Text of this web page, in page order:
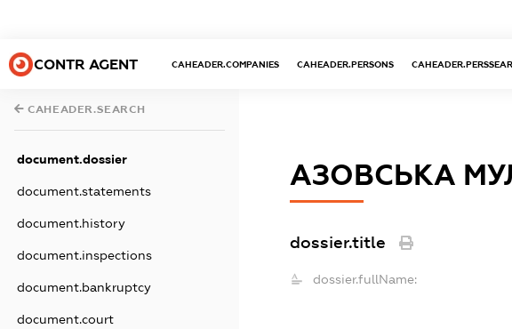
CONTR AGENT CAHEADER.COMPANIES CAHEADER.PERSONS
CAHEADER.SEARCH
document.dossier
document.statements
document.history
document.inspections
document.bankruptcy
document.court
АЗОВСЬКА
dossier.title
dossier.fullName: